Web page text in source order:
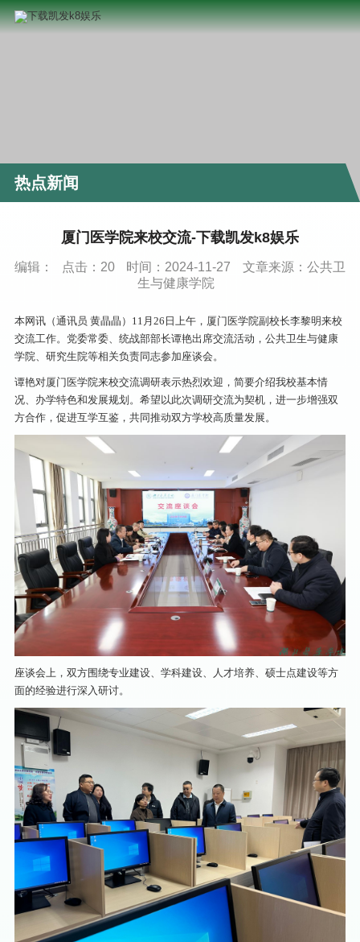
热点新闻
厦门医学院来校交流-下载凯发k8娱乐
编辑： 点击： 20 时间：2024-11-27
文章来源：公共卫
生与健康学院
本网讯（通讯员 黄晶晶）11月26日上午，厦门医学院副校长李黎明来校
交流工作。党委常委、统战部部长谭艳出席交流活动，公共卫生与健康
学院、研究生院等相关负责同志参加座谈会。
谭艳对厦门医学院来校交流调研表示热烈欢迎，简要介绍我校基本情
况、办学特色和发展规划。希望以此次调研交流为契机，进一步增强双
方合作，促进互学互鉴，共同推动双方学校高质量发展。
座谈会上，双方围绕专业建设、学科建设、人才培养、硕士点建设等方
面的经验进行深入研讨。